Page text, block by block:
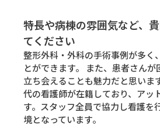
特長や病棟の雰囲気など、
てください
整形外科・外科の手術事例が多く
とができます。 また、患者さん
立ち会えることも魅力だと思いま
代の看護師が在籍しており、アッ
す。スタッフ全員で協力し看護を
境となっています。